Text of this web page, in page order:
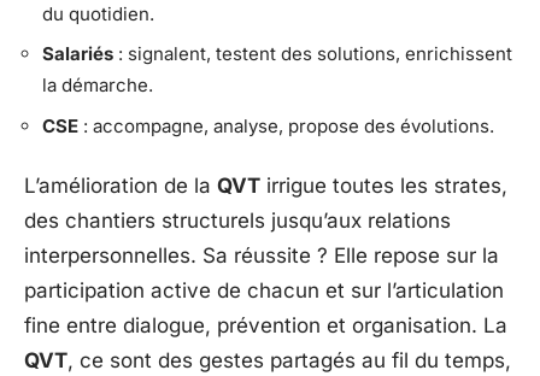
du quotidien.
Salariés : signalent, testent des solutions, enrichissent
la démarche.
CSE : accompagne, analyse, propose des évolutions.
L’amélioration de la QVT irrigue toutes les strates,
des chantiers structurels jusqu’aux relations
interpersonnelles. Sa réussite ? Elle repose sur la
participation active de chacun et sur l’articulation
fine entre dialogue, prévention et organisation. La
QVT, ce sont des gestes partagés au fil du temps,